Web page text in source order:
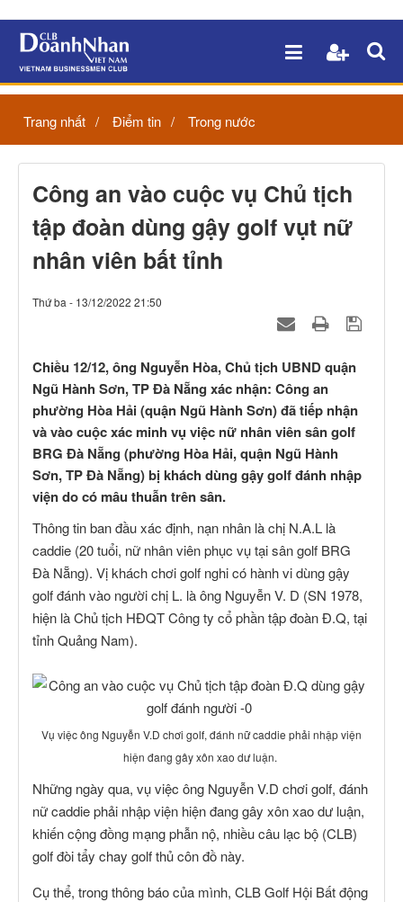
Trang nhất Điểm tin Trong nước
Công an vào cuộc vụ Chủ tịch
tập đoàn dùng gậy golf vụt nữ
nhân viên bất tỉnh
Thứ ba - 13/12/2022 21:50
Chiều 12/12, ông Nguyễn Hòa, Chủ tịch UBND quận
Ngũ Hành Sơn, TP Đà Nẵng xác nhận: Công an
phường Hòa Hải (quận Ngũ Hành Sơn) đã tiếp nhận
và vào cuộc xác minh vụ việc nữ nhân viên sân golf
BRG Đà Nẵng (phường Hòa Hải, quận Ngũ Hành
Sơn, TP Đà Nẵng) bị khách dùng gậy golf đánh nhập
viện do có mâu thuẫn trên sân.
Thông tin ban đầu xác định, nạn nhân là chị N.A.L là
caddie (20 tuổi, nữ nhân viên phục vụ tại sân golf BRG
Đà Nẵng). Vị khách chơi golf nghi có hành vi dùng gậy
golf đánh vào người chị L. là ông Nguyễn V. D (SN 1978,
hiện là Chủ tịch HĐQT Công ty cổ phần tập đoàn Đ.Q, tại
tỉnh Quảng Nam).
Vụ việc ông Nguyễn V.D chơi golf, đánh nữ caddie phải nhập viện
hiện đang gây xôn xao dư luận.
Những ngày qua, vụ việc ông Nguyễn V.D chơi golf, đánh
nữ caddie phải nhập viện hiện đang gây xôn xao dư luận,
khiến cộng đồng mạng phẫn nộ, nhiều câu lạc bộ (CLB)
golf đòi tẩy chay golf thủ côn đồ này.
Cụ thể, trong thông báo của mình, CLB Golf Hội Bất động